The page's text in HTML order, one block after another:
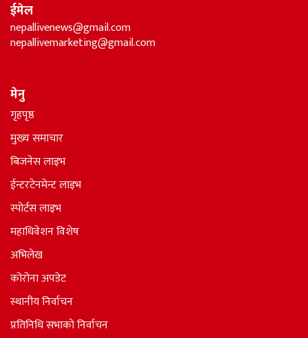
ईमेल
nepallivenews@gmail.com
nepallivemarketing@gmail.com
मेनु
गृहपृष्ठ
मुख्य समाचार
बिजनेस लाइभ
ईन्टरटेनमेन्ट लाइभ
स्पोर्टस लाइभ
महाधिवेशन विशेष
अभिलेख
कोरोना अपडेट
स्थानीय निर्वाचन
प्रतिनिधि सभाकाे निर्वाचन